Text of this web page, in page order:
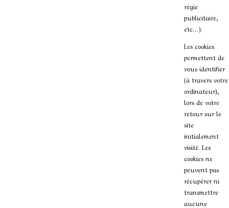
régie
publicitaire,
etc…).
Les cookies
permettent de
vous identifier
(à travers votre
ordinateur),
lors de votre
retour sur le
site
initialement
visité. Les
cookies ne
peuvent pas
récupérer ni
transmettre
aucune